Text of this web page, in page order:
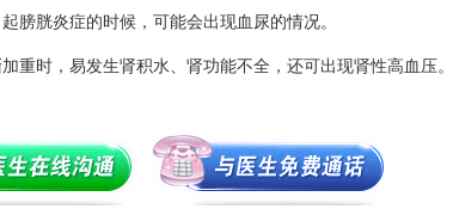
胱炎症的时候，可能会出现血尿的情况。
时，易发生肾积水、肾功能不全，还可出现肾性高血压。